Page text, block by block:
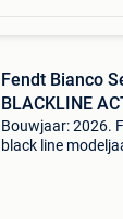
Fendt Bianco
BLACKLINE
Bouwjaar: 2026.
black line